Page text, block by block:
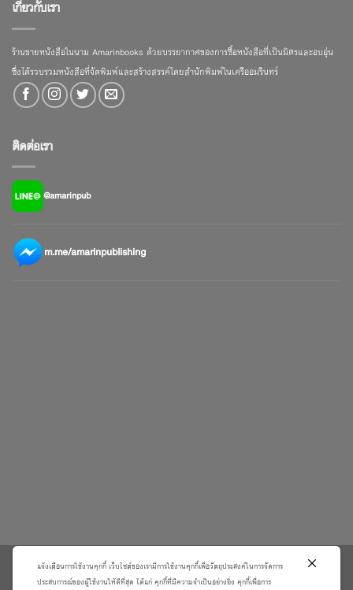
เกี่ยวกับเรา
ร้านขายหนังสือในนาม Amarinbooks ด้วยบรรยากาศของการซื้อหนังสือที่เป็นมิตรและอบอุ่น
ซึ่งได้รวบรวมหนังสือที่จัดพิมพ์และสร้างสรรค์โดยสำนักพิมพ์ในเครืออมรินทร์
ติดต่อเรา
@amarinpub
m.me/amarinpublishing
\
แจ้งเตือนการใช้งานคุกกี้ เว็บไซต์ของเรามีการใช้งานคุกกี้เพื่อวัตถุประสงค์ในการจัดการ
ประสบการณ์ของผู้ใช้งานให้ดีที่สุด ได้แก่ คุกกี้ที่มีความจำเป็นอย่างยิ่ง คุกกี้เพื่อการ